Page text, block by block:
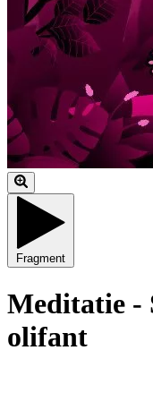
Fragment
Meditatie -
olifant